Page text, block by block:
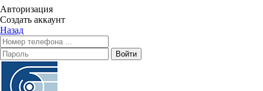
Авторизация
Создать аккаунт
Назад
Войти